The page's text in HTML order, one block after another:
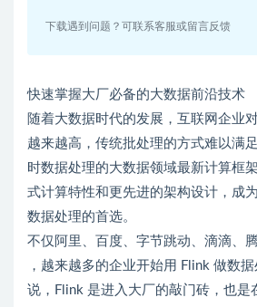
下载遇到问题？可联系客服或留言反馈
快速掌握大厂必备的大数据前沿技术
随着大数据时代的发展，互联网企业
越来越高，传统批处理的方式难以满
时数据处理的大数据领域最新计算框
式计算特性和更先进的架构设计，成
数据处理的首选。
不仅阿里、百度、字节跳动、滴滴、
，越来越多的企业开始用 Flink 做数
说，Flink 是进入大厂的敲门砖，也是